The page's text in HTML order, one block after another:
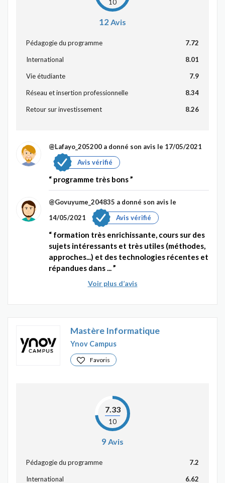
10
12 Avis
Pédagogie du programme 7.72
International 8.01
Vie étudiante 7.9
Réseau et insertion professionnelle 8.34
Retour sur investissement 8.26
@Lafayo_205200 a donné son avis le 17/05/2021
Avis vérifié
programme très bons
@Govuyume_204835 a donné son avis le
14/05/2021
Avis vérifié
formation très enrichissante, cours sur des
sujets intéressants et très utiles (méthodes,
approches...) et des technologies récentes et
répandues dans ...
Voir plus d’avis
Mastère Informatique
Ynov Campus
Favoris
7.33
10
9 Avis
Pédagogie du programme 7.2
International 6.62